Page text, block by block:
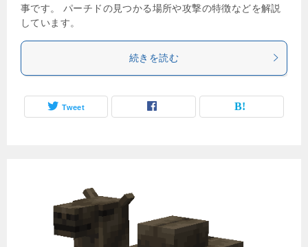
事です。 パーチドの見つかる場所や攻撃の特徴などを解説
しています。
続きを読む
Tweet